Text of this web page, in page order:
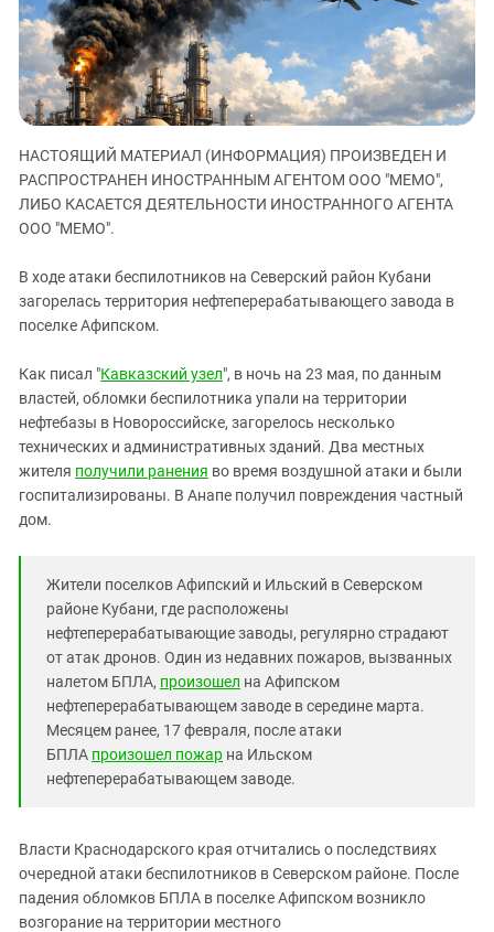
ЗАСТАВЛЯЕТ
КАВКАЗ ЗА ПАЛЕСТИНУ
ИНАКОМЫСЛИЕ В ЧЕЧНЕ
ПРЕСЛЕДОВАНИЕ АКТИВИСТОВ
МОБИЛИЗАЦИЯ И ПРОТЕСТЫ
Дагестан
Ингушетия
Кабардино-Балкария
Калмыкия
Карачаево-Черкесия
Краснодарский край
Нагорный Карабах
Северная Осетия - Алания
Ставропольский край
Чечня
Южный Кавказ
НАСТОЯЩИЙ МАТЕРИАЛ (ИНФОРМАЦИЯ) ПРОИЗВЕДЕН И
РАСПРОСТРАНЕН ИНОСТРАННЫМ АГЕНТОМ ООО "МЕМО",
ЛИБО КАСАЕТСЯ ДЕЯТЕЛЬНОСТИ ИНОСТРАННОГО АГЕНТА
ООО "МЕМО".
В ходе атаки беспилотников на Северский район Кубани
загорелась территория нефтеперерабатывающего завода в
поселке Афипском.
Как писал "Кавказский узел", в ночь на 23 мая, по данным
властей, обломки беспилотника упали на территории
нефтебазы в Новороссийске, загорелось несколько
технических и административных зданий. Два местных
жителя получили ранения во время воздушной атаки и были
госпитализированы. В Анапе получил повреждения частный
дом.
Жители поселков Афипский и Ильский в Северском
районе Кубани, где расположены
нефтеперерабатывающие заводы, регулярно страдают
от атак дронов. Один из недавних пожаров, вызванных
налетом БПЛА, произошел на Афипском
нефтеперерабатывающем заводе в середине марта.
Месяцем ранее, 17 февраля, после атаки
БПЛА произошел пожар на Ильском
нефтеперерабатывающем заводе.
Власти Краснодарского края отчитались о последствиях
очередной атаки беспилотников в Северском районе. После
падения обломков БПЛА в поселке Афипском возникло
возгорание на территории местного